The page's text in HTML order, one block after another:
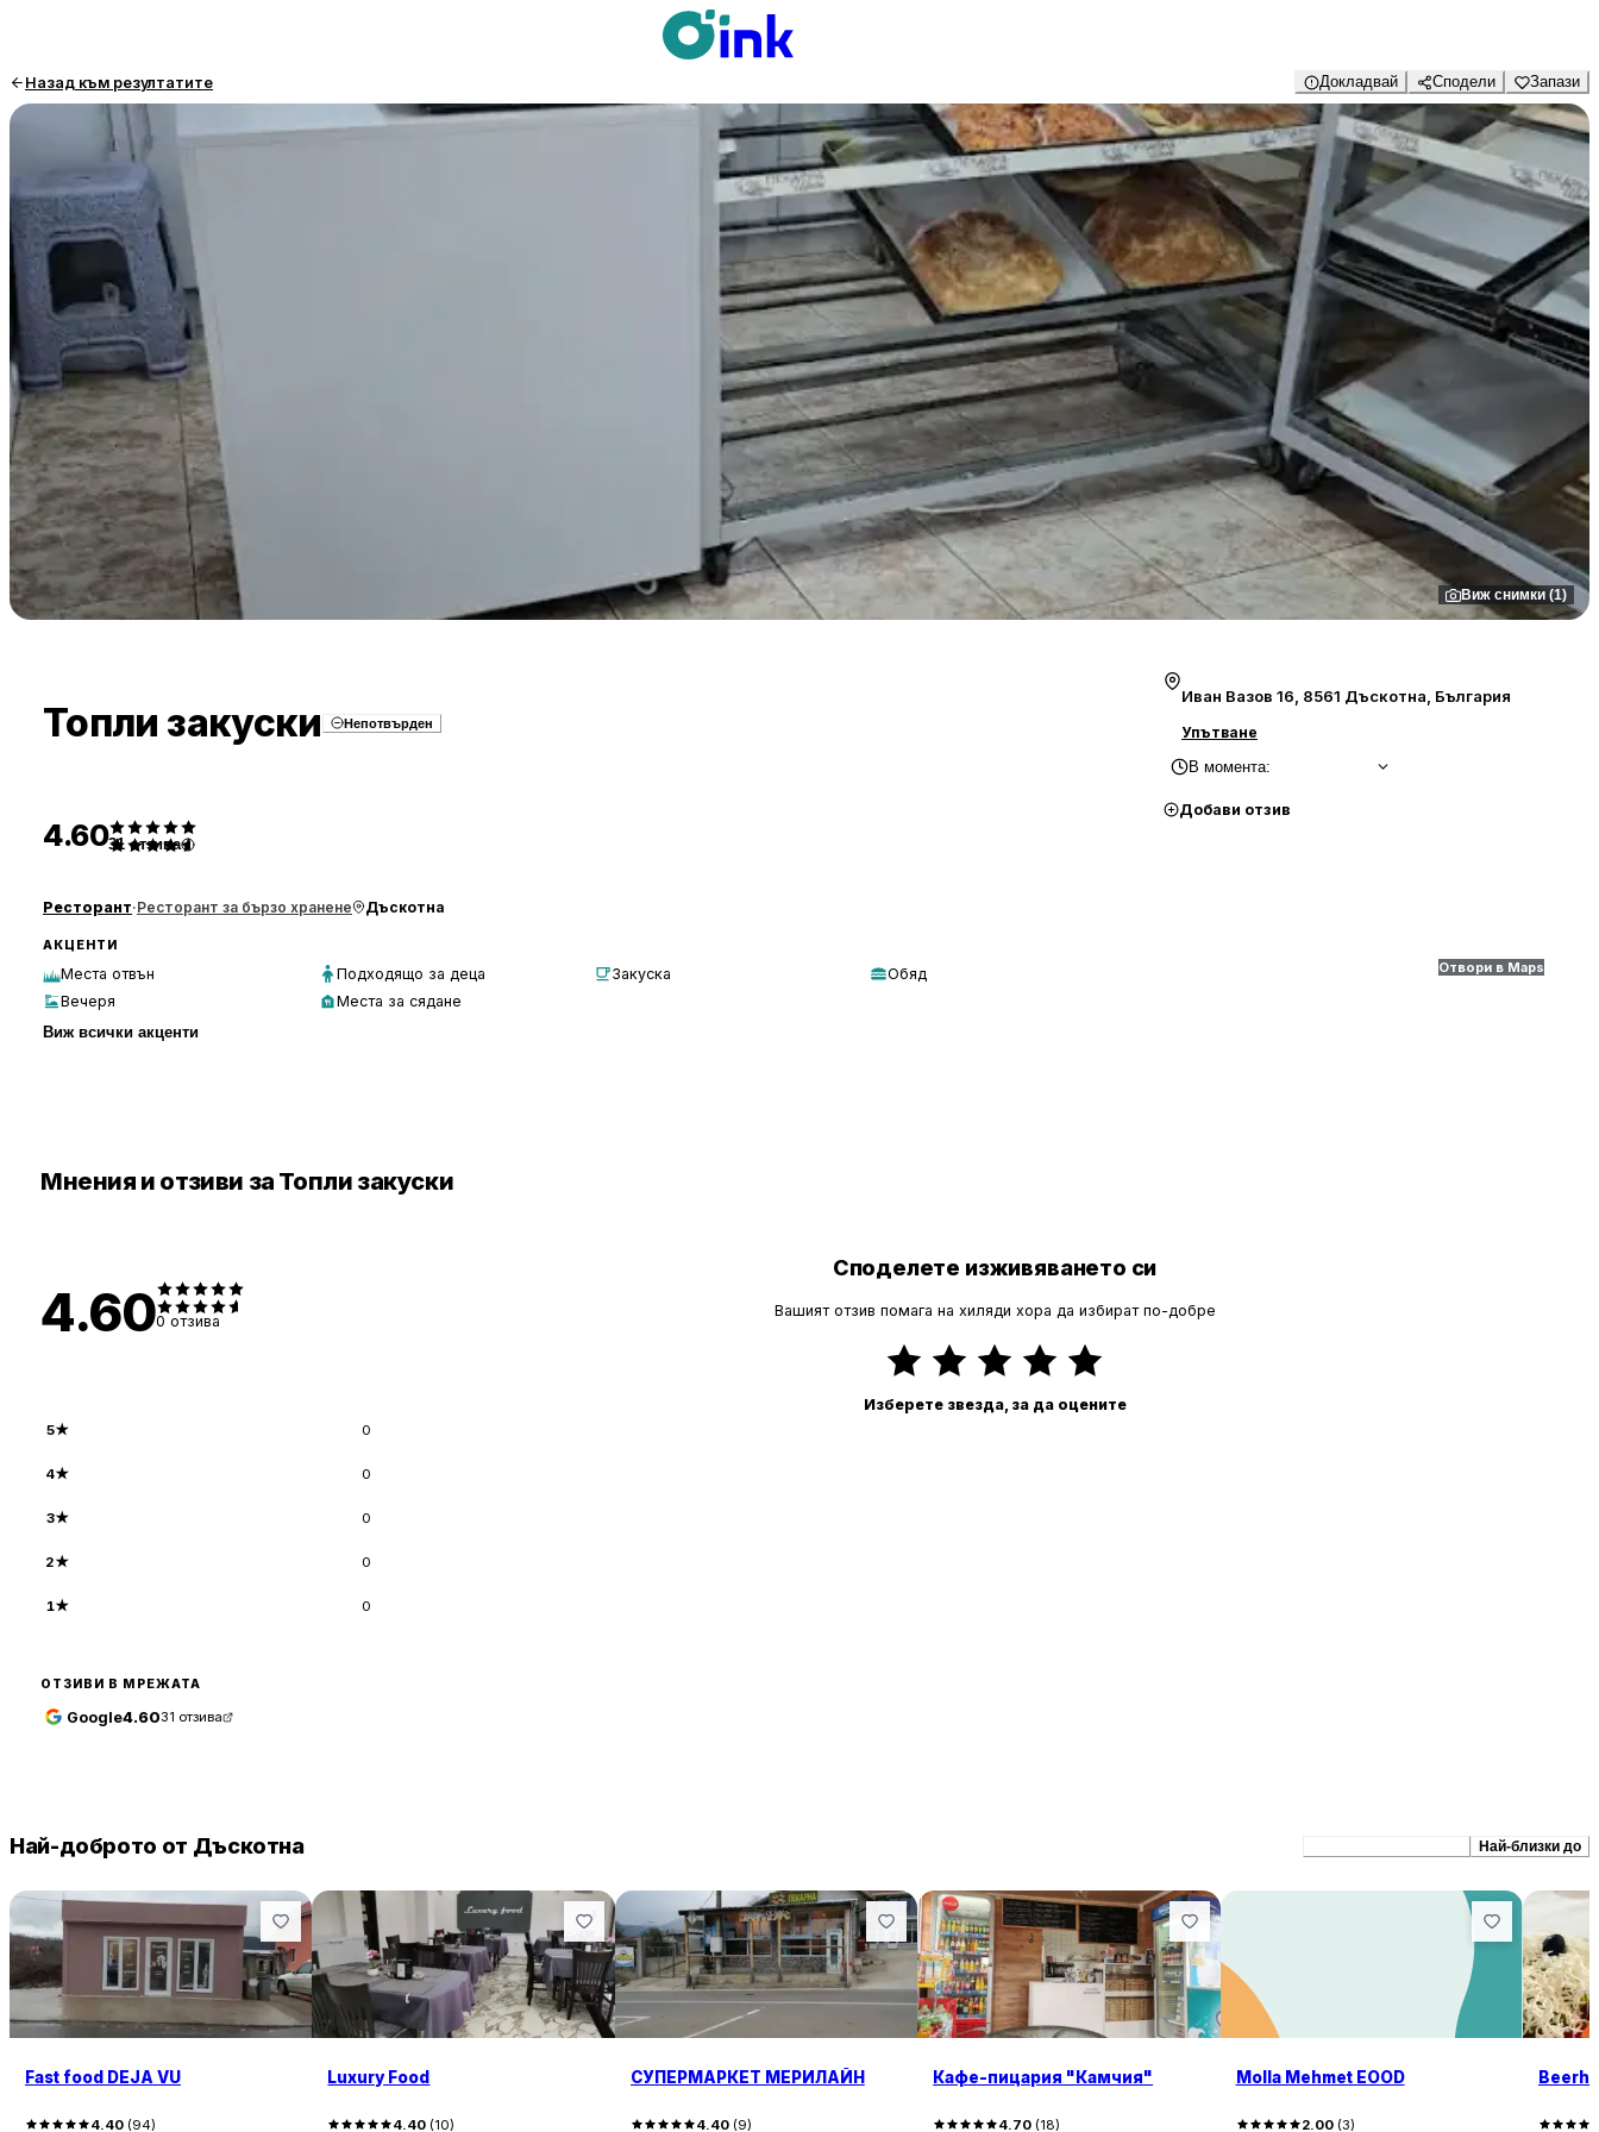
Назад към резултатите Докладвай Сподели Запази
Виж снимки (1)
Топли закуски Непотвърден
4.6031 отзива
Ресторант·Ресторант за бързо хранене Дъскотна
АКЦЕНТИ
Места отвън Подходящо за деца Закуска
Обяд
Вечеря
Места за сядане
Виж всички акценти
Иван Вазов 16, 8561 Дъскотна, България
Упътване
В момента:
Добави отзив
Отвори в Maps
Мнения и отзиви за Топли закуски
4.600 отзива
5★ 0
4★ 0
3★ 0
2★ 0
1★ 0
ОТЗИВИ В МРЕЖАТА
Google4.6031 отзива
Споделете изживяването си
Вашият отзив помага на хиляди хора да избират по-добре
Изберете звезда, за да оцените
Най-доброто от Дъскотна Най-близки до
Fast food DEJA VU
4.40 (94)
Luxury Food
4.40 (10)
СУПЕРМАРКЕТ МЕРИЛАЙН
4.40(9)
Кафе-пицария "Камчия"
4.70 (18)
Molla Mehmet EOOD
2.00(3)